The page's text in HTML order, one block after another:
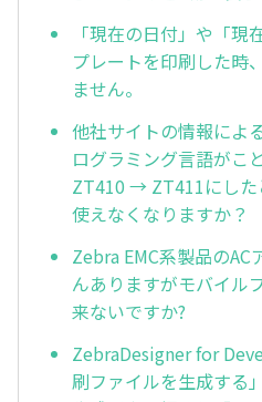
「現在の日付」や「
プレートを印刷した時
ません。
他社サイトの情報によ
ログラミング言語がこ
ZT410 → ZT411にした
使えなくなりますか？
Zebra EMC系製品の
んありますがモバイル
来ないですか?
ZebraDesigner for
刷ファイルを生成する